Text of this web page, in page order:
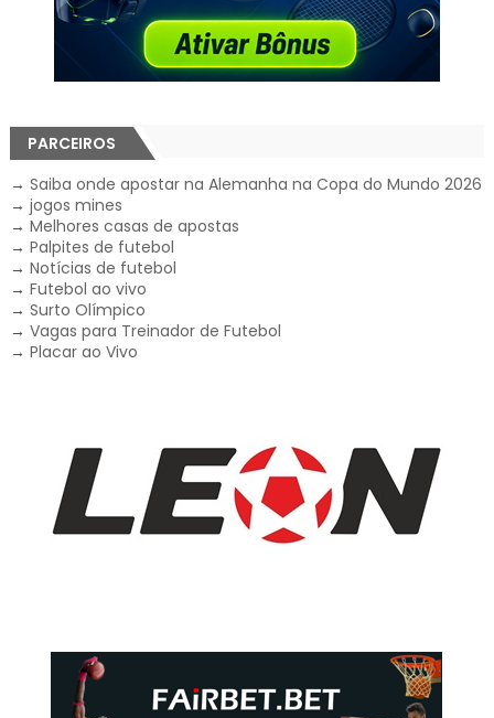
PARCEIROS
→ Saiba onde apostar na Alemanha na Copa do Mundo 2026
→ jogos mines
→ Melhores casas de apostas
→ Palpites de futebol
→ Notícias de futebol
→ Futebol ao vivo
→ Surto Olímpico
→ Vagas para Treinador de Futebol
→ Placar ao Vivo